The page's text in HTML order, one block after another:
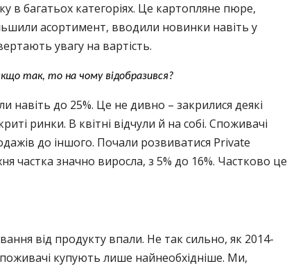
в багатьох категоріях. Це картопляне пюре,
асортимент, вводили новинки навіть у
увагу на вартість.
так, то на чому відобразився?
навіть до 25%. Це не дивно – закрилися деякі
ринки. В квітні відчули й на собі. Споживачі
до іншого. Почали розвиватися Private
частка значно виросла, з 5% до 16%. Частково це
від продукту впали. Не так сильно, як 2014-
купують лише найнеобхідніше. Ми,